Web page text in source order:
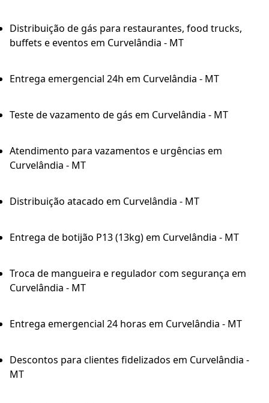
Distribuição de gás para restaurantes, food trucks,
buffets e eventos em Curvelândia - MT
Entrega emergencial 24h em Curvelândia - MT
Teste de vazamento de gás em Curvelândia - MT
Atendimento para vazamentos e urgências em
Curvelândia - MT
Distribuição atacado em Curvelândia - MT
Entrega de botijão P13 (13kg) em Curvelândia - MT
Troca de mangueira e regulador com segurança em
Curvelândia - MT
Entrega emergencial 24 horas em Curvelândia - MT
Descontos para clientes fidelizados em Curvelândia -
MT